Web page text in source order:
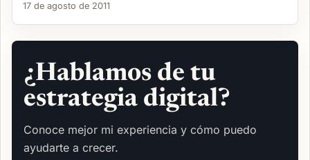
17 de agosto de 2011
¿Hablamos de tu
estrategia digital?
Conoce mejor mi experiencia y cómo puedo
ayudarte a crecer.